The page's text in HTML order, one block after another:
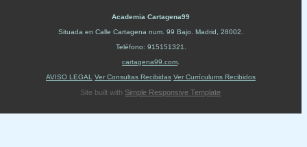
Academia Cartagena99
Situada en Calle Cartagena num. 99 Bajo Madrid 28002
Teléfono: 915151321
cartagena99.com
AVISO LEGAL
Ver Consultas Recibidas Ver Currículums Recibidos
Site built with Simple Responsive Template